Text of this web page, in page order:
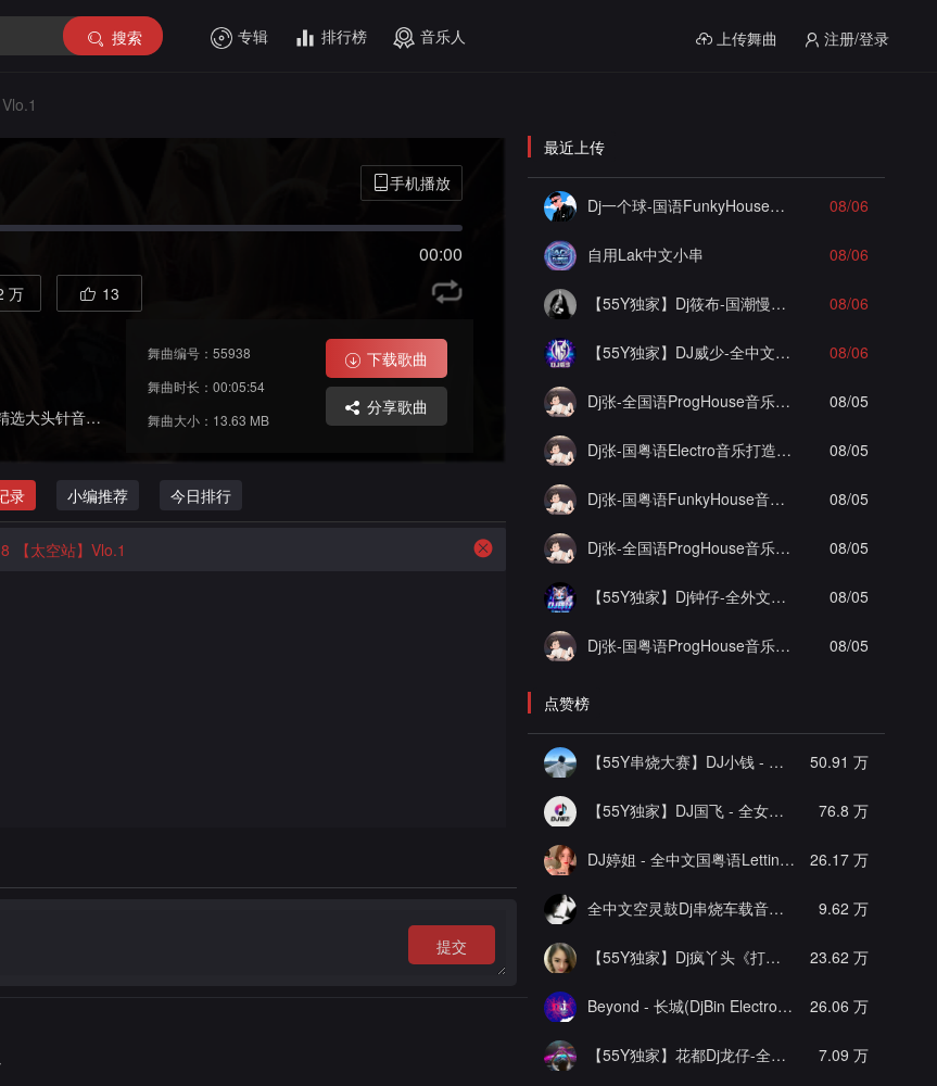
搜索 专辑 排行榜 音乐人 上传舞曲 注册/登录
万 13
手机播放
00:00
热播专辑DJ串烧
舞曲编号：55938
舞曲时长：00:05:54
舞曲大小：13.63 MB
下载歌曲
分享歌曲
录 小编推荐 今日排行
【太空站】Vlo.1
提交
最近上传
Dj一个球-国语FunkyHouse音乐姑娘爱情郎为爱痴狂飘飘弹Q鼓系列慢摇串烧NO.124 08/06
自用Lak中文小串 08/06
【55Y独家】Dj筱布-国潮慢摇遗失的心跳大雨还在下ProgHouse串烧 08/06
【55Y独家】DJ威少-全中文国粤語Funky咚咚(辞九门回忆)车载串烧(DJ威少 FunkyHouse 2026 Rmx Ｖ８２) 08/06
Dj张-全国语ProgHouse音乐打造极致之冰徐颖思九万字实录串烧Vol.29 08/05
Dj张-国粤语Electro音乐打造海南陵水AAA工程李总私人定制舍得实录串烧Vol.2 08/05
Dj张-国粤语FunkyHouse音乐打造海南陵水AAA工程李总私人定制抖音热播坏小子实录串烧Vol.3 08/05
Dj张-全国语ProgHouse音乐为自己打造画心顶级作品实录串烧 08/05
【55Y独家】Dj钟仔-全外文Bounce音乐酒吧大厅潮牌时尚爆点超嗨棒斯炸街串烧 08/05
Dj张-国粤语ProgHouse音乐凯旋一号杨佟瑄杨小姐私人定制圆实录串烧Vol.12 08/05
点赞榜
【55Y串烧大赛】DJ小钱 - 全中文旋律2025抖音热播精选串烧 50.91 万
【55Y独家】DJ国飞 - 全女声撕心裂肺的伤感情歌精选集-HiFi高清立体声车载连版大碟 76.8 万
DJ婷姐 - 全中文国粤语LettingGo抖音新版慢摇串烧 26.17 万
全中文空灵鼓Dj串烧车载音乐 [推荐]9.62 万
【55Y独家】Dj疯丫头《打歌妹》国粤语Funk音乐抖音热播55Y车载串烧 23.62 万
Beyond - 长城(DjBin Electro Rmx 2023 v2) 26.06 万
【55Y独家】花都Dj龙仔-全中文FunkyHouse音乐近期网络流行热播慢摇串烧 7.09 万